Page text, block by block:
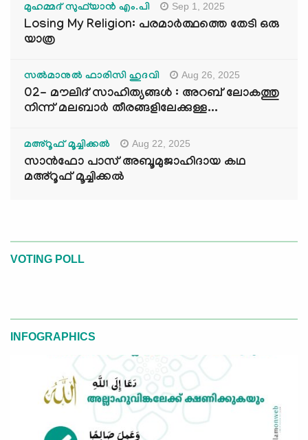
മുഹമ്മദ് സുഫ്‌യാൻ എം.പി Sep 1, 2025
Losing My Religion: പരമാർത്ഥത്തെ തേടി ഒരു
യാത്ര
സൽമാനുൽ ഫാരിസി ഹുദവി Aug 26, 2025
02- മൗലിദ് സാഹിത്യങ്ങൾ : അറബ് ലോകത്തു
നിന്ന് മലബാർ തീരങ്ങളിലേക്കുള്ള...
മഅ്റൂഫ് മൂച്ചിക്കല്‍ Aug 22, 2025
സാൻഫോ പാസ് അബൂമുജാഹിദായ കഥ
മഅ്റൂഫ് മൂച്ചിക്കല്‍
VOTING POLL
INFOGRAPHICS